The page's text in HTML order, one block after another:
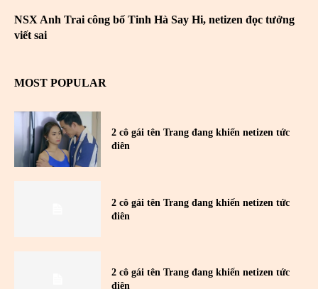
NSX Anh Trai công bố Tinh Hà Say Hi, netizen đọc tưởng
viết sai
MOST POPULAR
2 cô gái tên Trang đang khiến netizen tức
điên
2 cô gái tên Trang đang khiến netizen tức
điên
2 cô gái tên Trang đang khiến netizen tức
điên